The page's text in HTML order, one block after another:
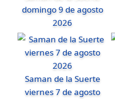
domingo 9 de agosto
2026
Saman de la Suerte
viernes 7 de agosto